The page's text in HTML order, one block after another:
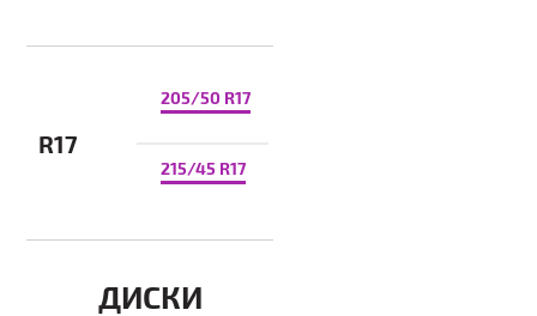
R17
205/50 R17
215/45 R17
ДИСКИ